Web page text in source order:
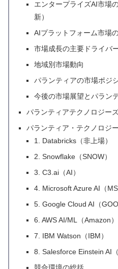
エンタープライズAI市場
新）
AIプラットフォーム市場
市場成長の主要ドライバ
地域別市場動向
パランティアの市場ポジ
今後の市場展望とパラン
パランティアテクノロジー
パランティア・テクノロジ
1. Databricks（非上場）
2. Snowflake（SNOW）
3. C3.ai（AI）
4. Microsoft Azure AI（
5. Google Cloud AI（
6. AWS AI/ML（Amazon）
7. IBM Watson（IBM）
8. Salesforce Einstein AI（
競合環境の総括